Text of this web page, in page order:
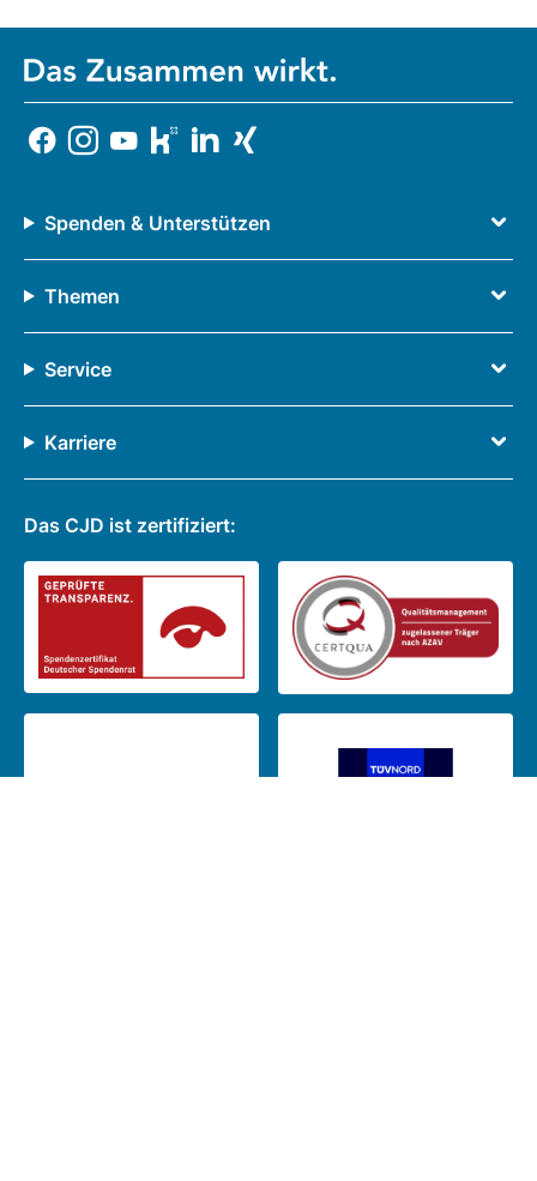
Spenden & Unterstützen
Themen
Service
Karriere
Das CJD ist zertifiziert: